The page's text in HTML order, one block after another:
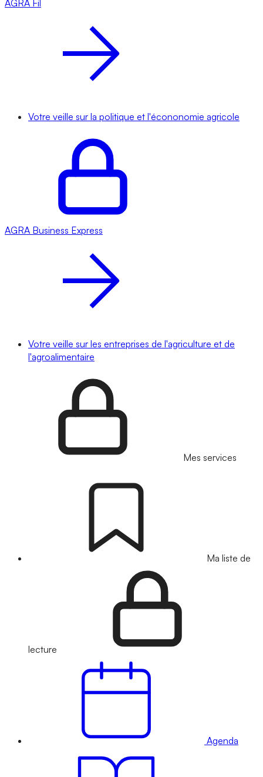
AGRA Fil
Votre veille sur la politique et l'écononomie agricole
AGRA Business Express
Votre veille sur les entreprises de l'agriculture et de
l'agroalimentaire
Mes services
Ma liste de
lecture
Agenda